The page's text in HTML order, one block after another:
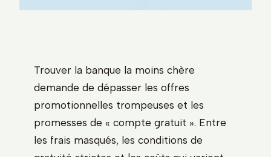
Trouver la banque la moins chère
demande de dépasser les offres
promotionnelles trompeuses et les
promesses de « compte gratuit ». Entre
les frais masqués, les conditions de